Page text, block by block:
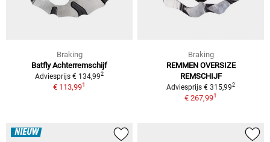
Braking
Batfly Achterremschijf
Adviesprijs € 134,992
€ 113,991
Braking
REMMEN OVERSIZE
REMSCHIJF
Adviesprijs € 315,992
€ 267,991
NIEUW